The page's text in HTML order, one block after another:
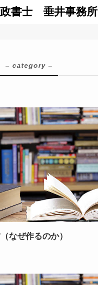
書士 垂井事務所
– category –
なぜ作るのか）